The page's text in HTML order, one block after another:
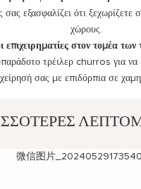
σας εξασφαλίζει ότι ξεχωρίζετε
χώρους.
επιχειρηματίες στον τομέα
τρέιλερ churros για να
σας με επιδόρπια σε